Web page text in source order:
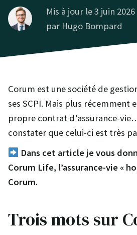
Mis à jour le 3 juin 2026
par Hugo Bompard
Corum est une société de
ses SCPI. Mais plus récemment
propre contrat d’assurance-
constater que celui-ci est très
Dans cet article je vous
Corum Life, l’assurance-vie «
Corum.
Trois mots sur